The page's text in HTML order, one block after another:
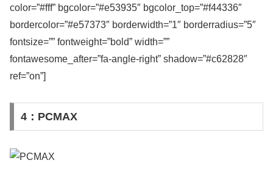
color=”#fff” bgcolor=”#e53935″ bgcolor_top=”#f44336″
bordercolor=”#e57373″ borderwidth=”1″ borderradius=”5″
fontsize=”” fontweight=”bold” width=””
fontawesome_after=”fa-angle-right” shadow=”#c62828″
ref=”on”]
4：PCMAX